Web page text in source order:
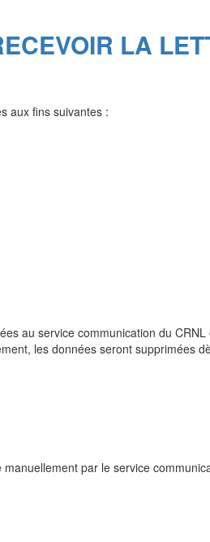
LA
aux fins suivantes :
au service communication du
les données seront supprimées
par le service